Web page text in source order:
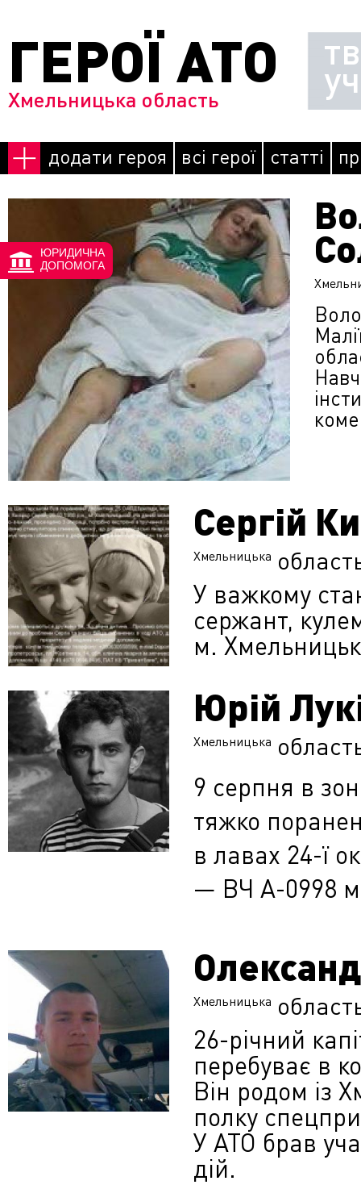
ГЕРОЇ АТО
Хмельницька область
додати героя всі герої статті
Сергій
Хмельницька
У важкому
сержант,
м.
Юрій
Хмельницька
9 серпня в
тяжко
в лавах 24-ї
— ВЧ А-0998 м.
Хмельницька
26-річний
перебуває в
Він родом із
полку
У АТО брав
дій.
Сторінки
ЮРИДИЧНА
ДОПОМОГА